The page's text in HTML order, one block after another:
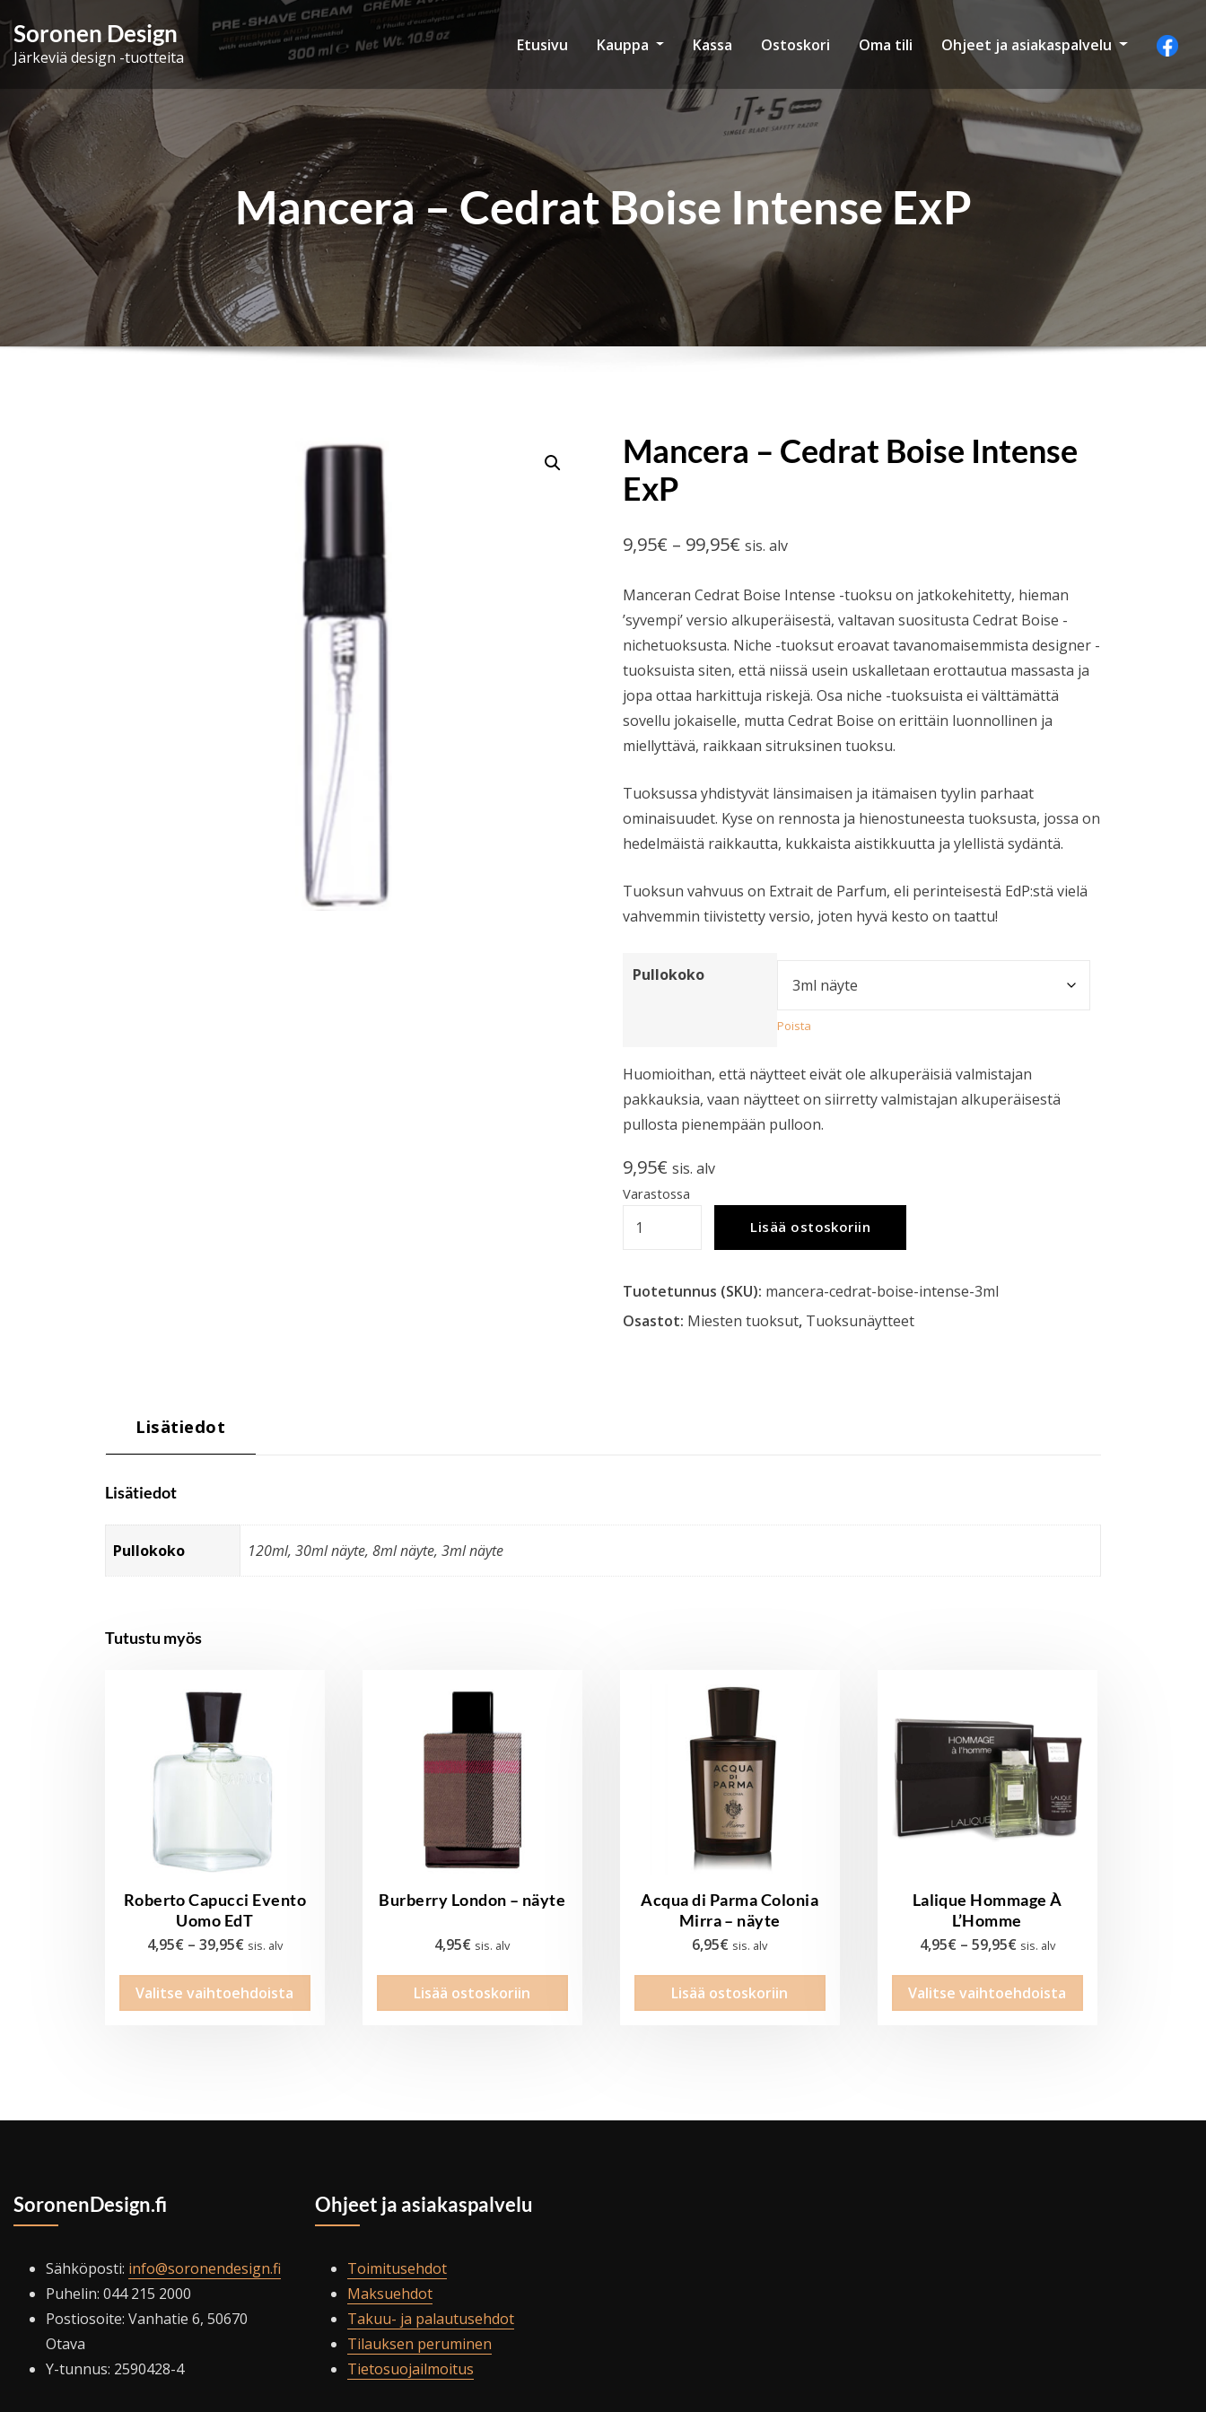
content
Soronen Design
Järkeviä design -tuotteita
Etusivu Kauppa Kassa Ostoskori Oma tili Ohjeet ja asiakaspalvelu
Mancera – Cedrat Boise Intense ExP
Mancera – Cedrat Boise Intense
ExP
9,95€ – 99,95€ Hintaluokka:
-
99,95€
sis. alv
Manceran Cedrat Boise Intense -tuoksu on jatkokehitetty, hieman
’syvempi’ versio alkuperäisestä, valtavan suositusta Cedrat Boise -
nichetuoksusta. Niche -tuoksut eroavat tavanomaisemmista designer -
tuoksuista siten, että niissä usein uskalletaan erottautua massasta ja
jopa ottaa harkittuja riskejä. Osa niche -tuoksuista ei välttämättä
sovellu jokaiselle, mutta Cedrat Boise on erittäin luonnollinen ja
miellyttävä, raikkaan sitruksinen tuoksu.
Tuoksussa yhdistyvät länsimaisen ja itämaisen tyylin parhaat
ominaisuudet. Kyse on rennosta ja hienostuneesta tuoksusta, jossa on
hedelmäistä raikkautta, kukkaista aistikkuutta ja ylellistä sydäntä.
Tuoksun vahvuus on Extrait de Parfum, eli perinteisestä EdP:stä vielä
vahvemmin tiivistetty versio, joten hyvä kesto on taattu!
Pullokoko
Poista
Huomioithan, että näytteet eivät ole alkuperäisiä valmistajan
pakkauksia, vaan näytteet on siirretty valmistajan alkuperäisestä
pullosta pienempään pulloon.
9,95€ sis. alv
Varastossa
Boise
Intense
Lisää ostoskoriin
Tuotetunnus (SKU): mancera-cedrat-boise-intense-3ml
Osastot: Miesten tuoksut, Tuoksunäytteet
Lisätiedot
Lisätiedot
Pullokoko 120ml, 30ml näyte, 8ml näyte, 3ml näyte
Tutustu myös
Roberto Capucci Evento
Uomo EdT
4,95€ – 39,95€Hintaluokka:
-
sis. alv
Valitse vaihtoehdoista
Tällä
sivulla.
Burberry London – näyte
4,95€ sis. alv
Lisää ostoskoriin
Acqua di Parma Colonia
Mirra – näyte
6,95€ sis. alv
Lisää ostoskoriin
Lalique Hommage À
L’Homme
4,95€ – 59,95€Hintaluokka:
-
sis. alv
Valitse vaihtoehdoista
Tällä
SoronenDesign.fi
Sähköposti: info@soronendesign.fi
Puhelin: 044 215 2000
Postiosoite: Vanhatie 6, 50670
Otava
Y-tunnus: 2590428-4
Ohjeet ja asiakaspalvelu
Toimitusehdot
Maksuehdot
Takuu- ja palautusehdot
Tilauksen peruminen
Tietosuojailmoitus